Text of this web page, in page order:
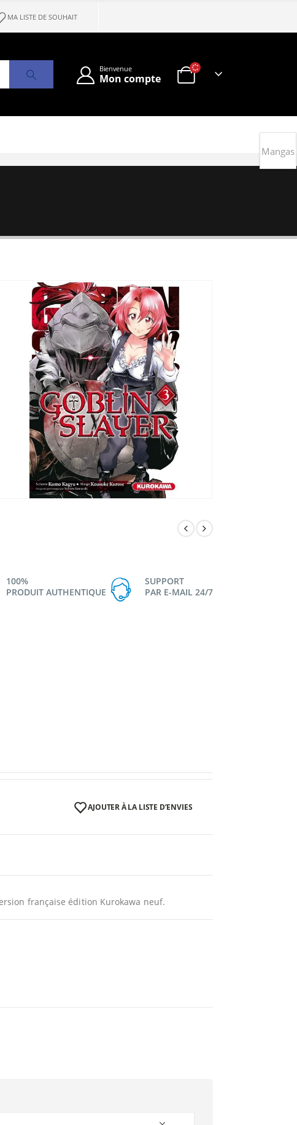
MA LISTE DE SOUHAIT
Bienvenue
Mon compte
100%
PRODUIT AUTHENTIQUE
SUPPORT
PAR E-MAIL 24/7
AJOUTER À LA LISTE D’ENVIES
française édition Kurokawa neuf.
Mangas